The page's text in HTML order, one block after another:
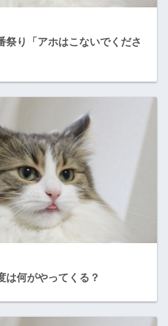
祭り「アホはこないでくださ
は何がやってくる？